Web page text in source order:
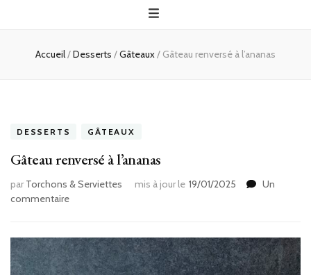
Serviettes
Accueil/Desserts /Gâteaux/ Gâteau renversé à l’ananas
DESSERTS GÂTEAUX
Gâteau renversé à l’ananas
par Torchons & Serviettes mis à jour le 19/01/2025
Un
commentairesur
à
l’ananas